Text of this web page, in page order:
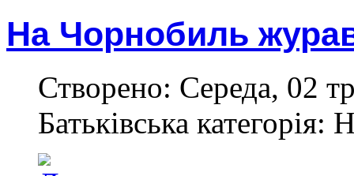
На Чорнобиль
Створено: Середа, 02
Батьківська категорія: